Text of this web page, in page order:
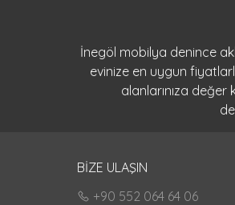
İnegöl mobilya denince
evinize en uygun
alanlarınıza değer
BİZE ULAŞIN
+90 552 064 64 06